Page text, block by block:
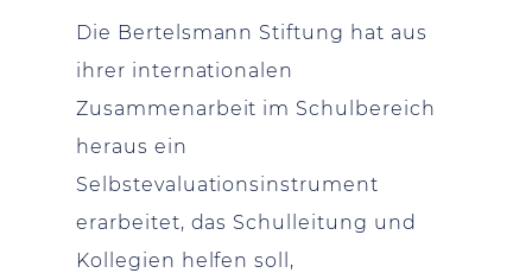
Die Bertelsmann Stiftung hat aus
ihrer internationalen
Zusammenarbeit im Schulbereich
heraus ein
Selbstevaluationsinstrument
erarbeitet, das Schulleitung und
Kollegien helfen soll,